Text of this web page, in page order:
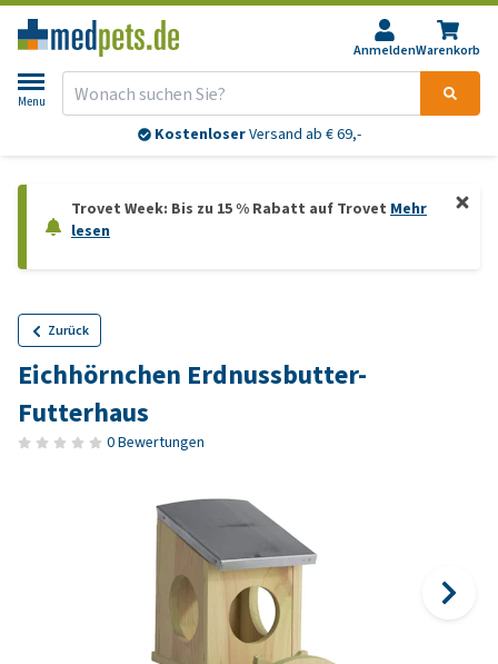
AnmeldenWarenkorb
Menu
KostenloserVersand ab € 69,-
Trovet Week: Bis zu 15 % Rabatt auf Trovet Mehr
lesen
Zurück
Eichhörnchen Erdnussbutter-
Futterhaus
0 Bewertungen